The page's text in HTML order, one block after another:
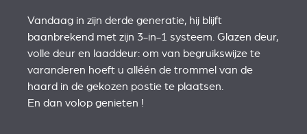
Vandaag in zijn derde generatie, hij blijft
baanbrekend met zijn 3-in-1 systeem. Glazen deur,
volle deur en laaddeur: om van begruikswijze te
varanderen hoeft u alléén de trommel van de
haard in de gekozen postie te plaatsen.
En dan volop genieten !